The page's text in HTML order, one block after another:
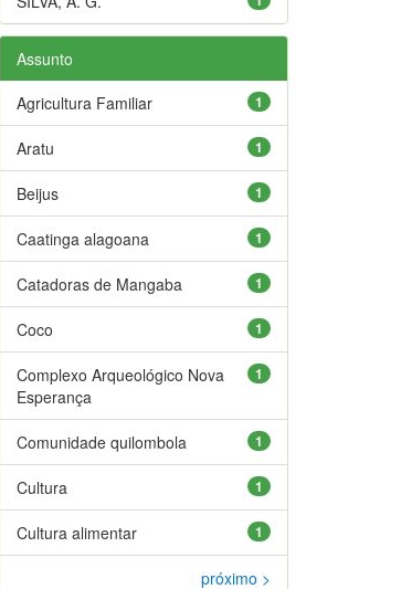
Assunto
1
Agricultura Familiar
1
Aratu
1
Beijus
1
Caatinga alagoana
1
Catadoras de Mangaba
1
Coco
1
Complexo Arqueológico Nova
Esperança
1
Comunidade quilombola
1
Cultura
1
Cultura alimentar
próximo >